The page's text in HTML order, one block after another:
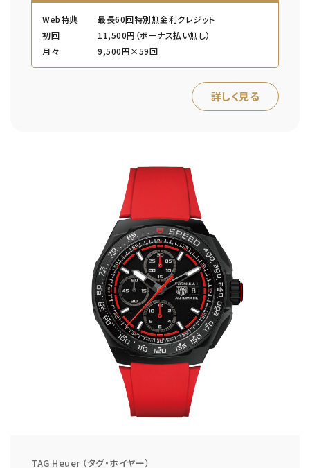
Web特典
最長60回特別無金利クレジット
初回
11,500円（ボーナス払い無し）
月々
9,500円×59回
詳しく見る
TAG Heuer （タグ・ホイヤー）